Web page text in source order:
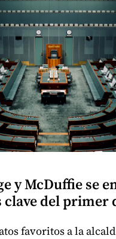
y McDuffie se
clave del primer
favoritos a la